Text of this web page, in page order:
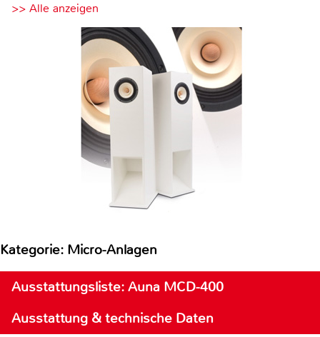
>> Alle anzeigen
Kategorie: Micro-Anlagen
Ausstattungsliste: Auna MCD-400
Ausstattung & technische Daten